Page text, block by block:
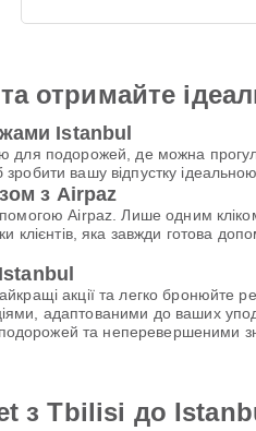
отримайте
Istanbul
для подорожей, де можна
вашу відпустку
з Airpaz
Airpaz. Лише одним
клієнтів, яка завжди готова
акції та легко
адаптованими до ваших
та неперевершеними
з Tbilisi до